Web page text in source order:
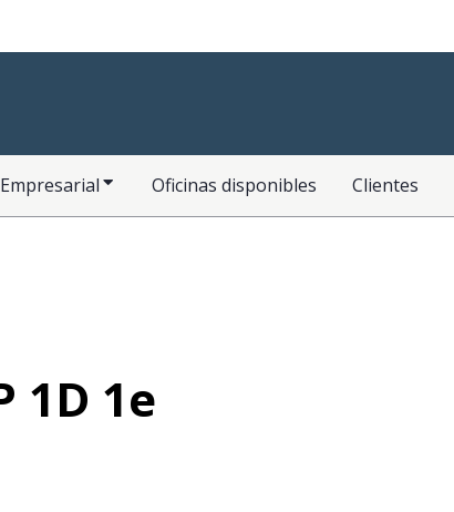
Oficinas disponibles Clientes
1D 1e